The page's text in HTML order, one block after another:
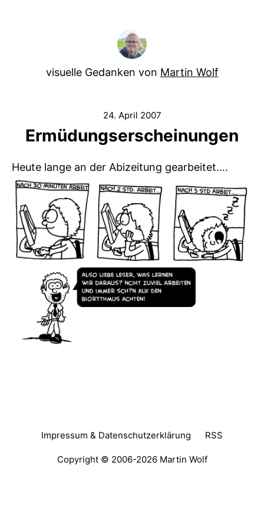
visuelle Gedanken von Martin Wolf
24. April 2007
Ermüdungserscheinungen
Heute lange an der Abizeitung gearbeitet….
Impressum & Datenschutzerklärung RSS
Copyright © 2006-2026 Martin Wolf